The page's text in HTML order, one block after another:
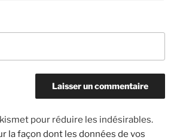
pour réduire les indésirables.
la façon dont les données de vos